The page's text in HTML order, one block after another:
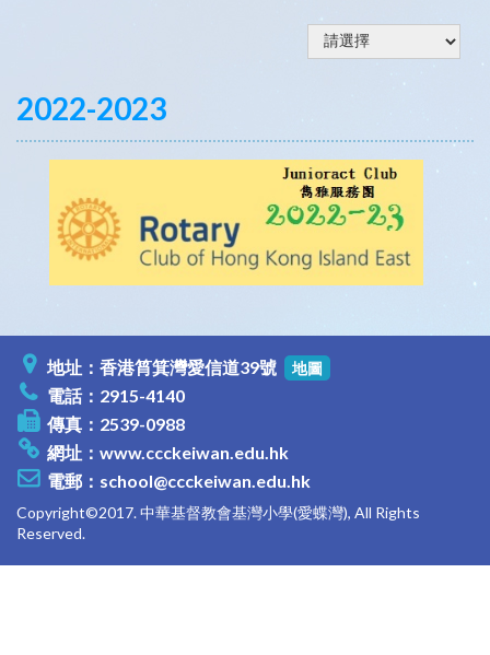
2022-2023
地址：香港筲箕灣愛信道39號 地圖
電話：2915-4140
傳真：2539-0988
網址： www.ccckeiwan.edu.hk
電郵： school@ccckeiwan.edu.hk
Copyright©2017. 中華基督教會基灣小學(愛蝶灣), All Rights
Reserved.